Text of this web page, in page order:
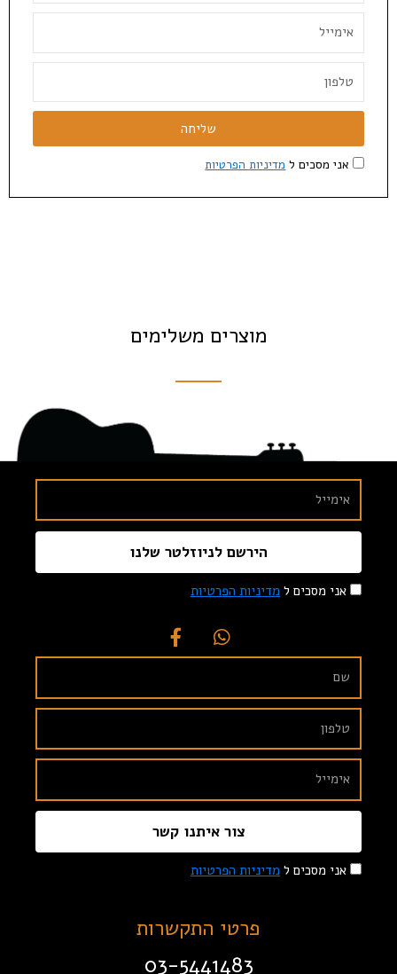
אני מסכים ל מדיניות הפרטיות
שליחה
מוצרים משלימים
אני מסכים ל מדיניות הפרטיות
הירשם לניוזלטר שלנו
אני מסכים ל מדיניות הפרטיות
צור איתנו קשר
פרטי התקשרות
03-5441483